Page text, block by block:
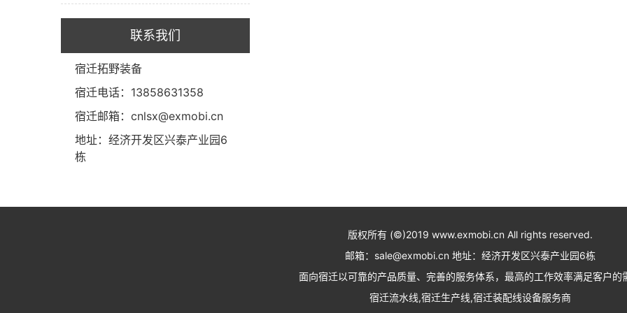
联系我们
宿迁拓野装备
宿迁电话：13858631358
宿迁邮箱：cnlsx@exmobi.cn
地址：经济开发区兴泰产业园6
栋
版权所有 (©)2019 www.exmobi.cn All rights reserved.
邮箱：sale@exmobi.cn 地址：经济开发区兴泰产业园6栋
面向宿迁以可靠的产品质量、完善的服务体系，最高的工作效率满足客户的
宿迁流水线,宿迁生产线,宿迁装配线设备服务商